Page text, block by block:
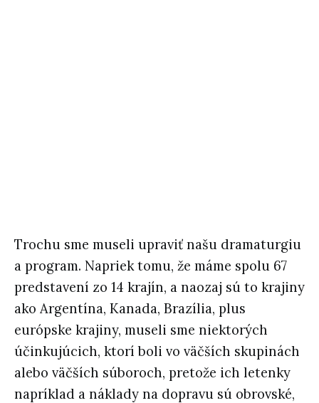
Trochu sme museli upraviť našu dramaturgiu
a program. Napriek tomu, že máme spolu 67
predstavení zo 14 krajín, a naozaj sú to krajiny
ako Argentína, Kanada, Brazília, plus
európske krajiny, museli sme niektorých
účinkujúcich, ktorí boli vo väčších skupinách
alebo väčších súboroch, pretože ich letenky
napríklad a náklady na dopravu sú obrovské,